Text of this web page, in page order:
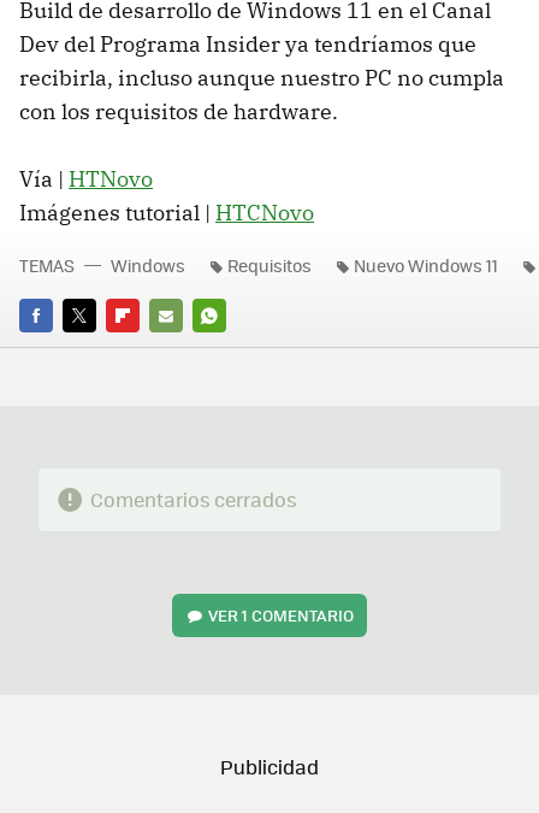
Build de desarrollo de Windows 11 en el Canal
Dev del Programa Insider ya tendríamos que
recibirla, incluso aunque nuestro PC no cumpla
con los requisitos de hardware.
Vía | HTNovo
Imágenes tutorial | HTCNovo
FACEBOOK
TWITTERFLIPBOARD
E-
WHATSAPP
TEMAS Windows Requisitos Nuevo Windows 11
Comentarios cerrados
VER1 COMENTARIO